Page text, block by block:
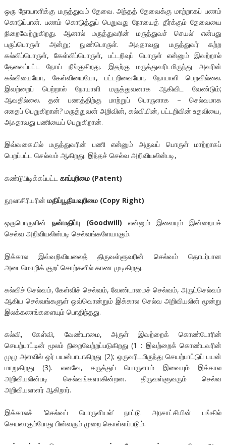
ஒரு நோயாளிக்கு மருத்துவம் தேவை. அந்தத் தேவைக்கு மாற்றாகப் பணம்
கொடுப்பான். பணம் கொடுத்துப் பெறுவது நோயைத் தீர்க்கும் தேவையை
நிறைவேற்றுகிறது. ஆனால் மருத்துவரின் மருத்துவச் செயல்’ என்பது
பருப்பொருள் அன்று; நுண்பொருள். அஃதாவது மருத்துவர் கற்ற
கல்விப்பொருள், கேள்விப்பொருள், பட்டறிவுப் பொருள் என்னும் இவற்றால்
தேவைப்பட்ட நோய் நீங்குகிறது. இதற்கு மருத்துவரிடமிருந்து அவரின்
கல்வியையோ, கேள்வியையோ, பட்டறிவையோ, நோயாளி பெறவில்லை.
இவற்றைப் பெற்றால் நோயாளி மருத்துவனாக ஆகிவிட வேண்டும்;
ஆவதில்லை. தன் பணத்திற்கு மாற்றுப் பொருளாக – செல்வமாக
எதைப் பெறுகிறான்? மருத்துவன் அறிவின், கல்வியின், பட்டறிவின் உதவியை,
அஃதாவது பணியைப் பெறுகிறான்.
இவ்வகையில் மருத்துவரின் பணி என்னும் அருவப் பொருள் மாற்றாகப்
பெறப்பட்ட செல்வம் ஆகிறது. இந்தச் செல்வ அறிவியலின்படி,
கண்டுபிடிக்கப்பட்ட காப்புரிமை(Patent)
நூலாசிரியரின் மதிப்பூதியவுரிமை(Copy Right)
ஒருபொருளின் நன்மதிப்பு(Goodwill) என்னும் இவையும் இன்றையச்
செல்வ அறிவியலின்படி செல்வங்களேயாகும்.
இக்கால இவ்வறிவியலைத் திருவள்ளுவரின் செல்வம் தொடர்பான
அடைமொழிக் குறட்சொற்களில் காண முடிகிறது.
கல்விச் செல்வம், கேள்விச் செல்வம், வேண்டாமைச் செல்வம், அருட்செல்வம்
ஆகிய செல்வங்களுள் ஒவ்வொன்றும் இக்கால செல்வ அறிவியலின் மூன்று
இலக்கணங்களையும் பொதிந்தது.
கல்வி, கேள்வி, வேண்டாமை, அருள் இவற்றைக் கொண்டோரின்
செயற்பாட்டின் மூலம் நிறைவேற்றப்படுகிறது (1 : இவற்றைக் கொண்டவரின்
முழு அளவில் ஓர் பயன்பாடாகிறது (2); ஒருவரிடமிருந்து செயற்பாட்டுப் பயன்
மாறுகிறது (3). எனவே, கருத்துப் பொருளாம் இவையும் இக்கால
அறிவியலின்படி செல்வங்களாகின்றன. திருவள்ளுவரும் செல்வ
அறிவியலாளர் ஆகிறார்.
இக்காலச் ‘செல்வப் பொருளியல்’ நாட்டு அரசாட்சியின் பங்கில்
செயலாகும்போது பின்வரும் முறை கொள்ளப்படும்.